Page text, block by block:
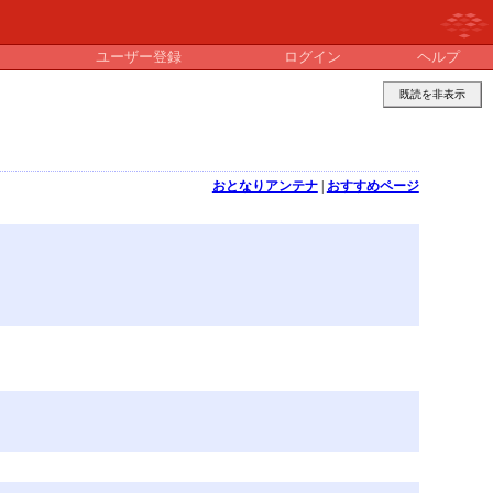
ユーザー登録 ログイン ヘルプ
既読を非表示
おとなりアンテナ| おすすめページ